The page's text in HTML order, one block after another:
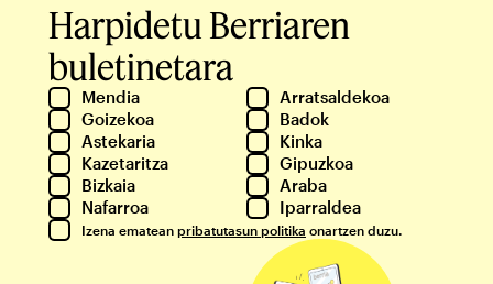
Harpidetu Berriaren
buletinetara
Mendia
Arratsaldekoa
Goizekoa
Badok
Astekaria
Kinka
Kazetaritza
Gipuzkoa
Bizkaia
Araba
Nafarroa
Iparraldea
Izena ematean pribatutasun politika onartzen duzu.